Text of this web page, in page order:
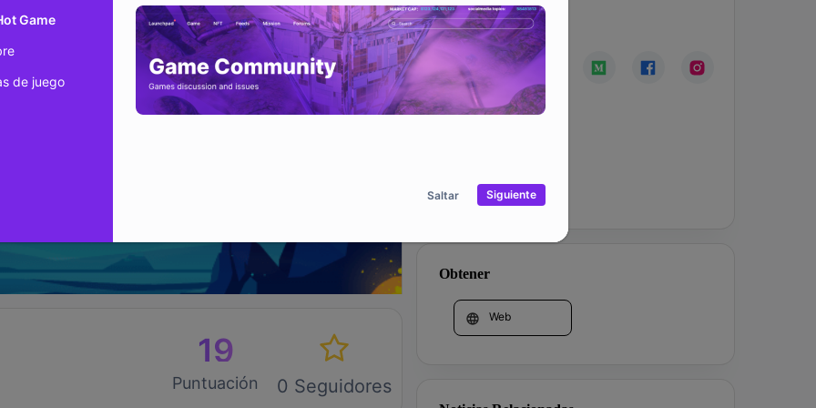
Game
de juego
Saltar Siguiente
19
Puntuación 0 Seguidores
Comunidad
Obtener
Web